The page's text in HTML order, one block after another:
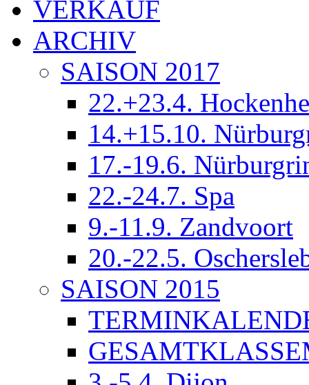
VERKAUF
ARCHIV
SAISON 2017
22.+23.4.
14.+15.10.
17.-19.6.
22.-24.7. Spa
9.-11.9. Zandvoort
20.-22.5.
SAISON 2015